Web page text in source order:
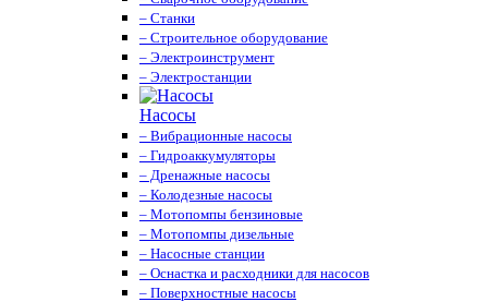
– Станки
– Строительное оборудование
– Электроинструмент
– Электростанции
Насосы
– Вибрационные насосы
– Гидроаккумуляторы
– Дренажные насосы
– Колодезные насосы
– Мотопомпы бензиновые
– Мотопомпы дизельные
– Насосные станции
– Оснастка и расходники для насосов
– Поверхностные насосы